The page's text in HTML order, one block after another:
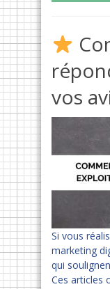
vos
Si vous
marketing
qui
Ces articles